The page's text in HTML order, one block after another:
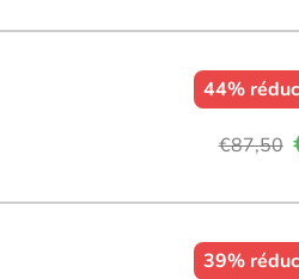
44%
€87,50
39%